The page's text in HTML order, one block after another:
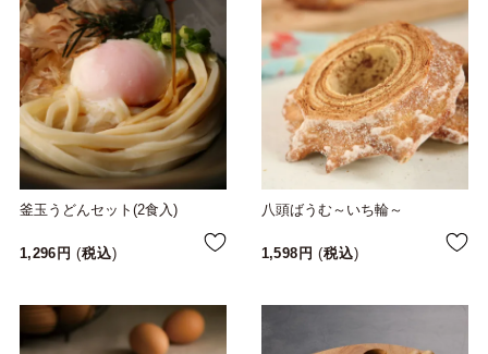
釜玉うどんセット(2食入)
1,296 税込
八頭ばうむ～いち輪～
1,598 税込